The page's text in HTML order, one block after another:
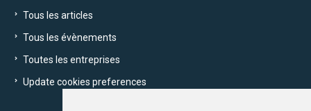
Tous les articles
Tous les évènements
Toutes les entreprises
Update cookies preferences